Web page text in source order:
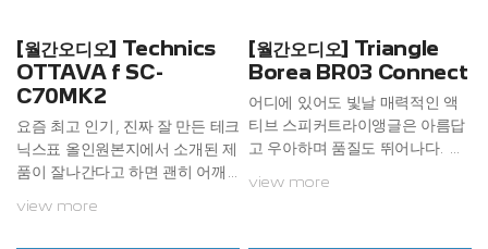
리즈이다.이 스피커는 이름에서
알 수 있듯이 트라이앵글의 대표
적인 베스트셀러 제품 LN05를
[월간오디오] Technics
OTTAVA f SC-
C70MK2
요즘 최고 인기, 진짜 잘 만든 테크
닉스표 올인원본지에서 소개된 제
품이 잘나간다고 하면 괜히 어깨
크닉스의 라이프 스타일 오디오인
view more
[월간오디오] Triangle
Borea BR03 Connect
어디에 있어도 빛날 매력적인 액
티브 스피커트라이앵글은 아름답
고 우아하며 품질도 뛰어나다. 그
도로 가격대도 좋다. 당연히 동사
view more